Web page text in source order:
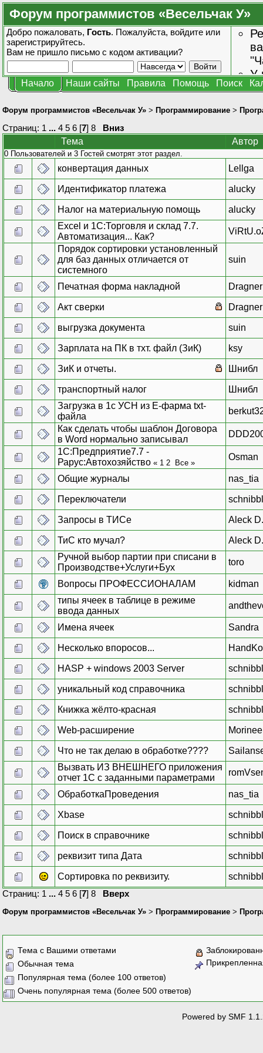
Форум программистов «Весельчак У»
Добро пожаловать, Гость. Пожалуйста, войдите или
зарегистрируйтесь.
Вам не пришло письмо с кодом активации?
У
Начало Наши сайты Правила Помощь Поиск
Форум программистов «Весельчак У» > Программирование >
Страниц: 1 ... 4 5 6 [7] 8
Вниз
Тема
Автор
0 Пользователей и 3 Гостей смотрят этот раздел.
конвертация данных Lellga
Идентификатор платежа alucky
Налог на материальную помощь
alucky
Excel и 1С:Торговля и склад 7.7.
Автоматизация... Как?
Порядок сортировки установленный
для баз данных отличается от
системного
suin
Печатная форма накладной Dragner
Акт сверки Dragner
выгрузка документа suin
Зарплата на ПК в тхт. файл (ЗиК) ksy
ЗиК и отчеты. Шнибл
транспортный налог
Шнибл
Загрузка в 1с УСН из Е-фарма txt-
файла
Как сделать чтобы шаблон Договора
в Word нормально записывал
1С:Предприятие7.7 -
Рарус:Автохозяйство « 1 2 Все »
Osman
Общие журналы nas_tia
Переключатели schnibbl
Запросы в ТИСе Aleck
ТиС кто мучал?
Aleck
Ручной выбор партии при списани в
Производстве+Услуги+Бух
toro
Вопросы ПРОФЕССИОНАЛАМ
kidman
типы ячеек в таблице в режиме
ввода данных
Имена ячеек Sandra
Несколько впоросов...
HASP + windows 2003 Server schnibbl
уникальный код справочника schnibbl
Книжка жёлто-красная schnibbl
Web-расширение
Что не так делаю в обработке????
Вызвать ИЗ ВНЕШНЕГО приложения
отчет 1С с заданными параметрами
ОбработкаПроведения nas_tia
Xbase schnibbl
Поиск в справочнике schnibbl
реквизит типа Дата schnibbl
Сортировка по реквизиту.
schnibbl
Страниц: 1 ... 4 5 6 [7] 8 Вверх
Форум программистов «Весельчак У» > Программирование >
Тема с Вашими ответами
Обычная тема
Популярная тема (более 100 ответов)
Очень популярная тема (более 500 ответов)
Powered by SMF